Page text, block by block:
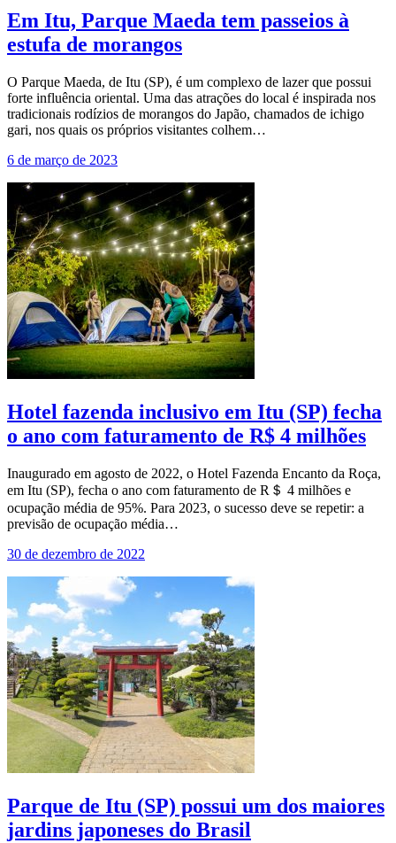
Em Itu, Parque Maeda tem passeios à
estufa de morangos
O Parque Maeda, de Itu (SP), é um complexo de lazer que possui
forte influência oriental. Uma das atrações do local é inspirada nos
tradicionais rodízios de morangos do Japão, chamados de ichigo
gari, nos quais os próprios visitantes colhem…
6 de março de 2023
Hotel fazenda inclusivo em Itu (SP) fecha
o ano com faturamento de R$ 4 milhões
Inaugurado em agosto de 2022, o Hotel Fazenda Encanto da Roça,
em Itu (SP), fecha o ano com faturamento de R＄ 4 milhões e
ocupação média de 95%. Para 2023, o sucesso deve se repetir: a
previsão de ocupação média…
30 de dezembro de 2022
Parque de Itu (SP) possui um dos maiores
jardins japoneses do Brasil